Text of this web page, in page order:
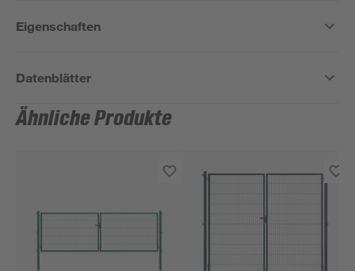
Eigenschaften
Datenblätter
Ähnliche Produkte